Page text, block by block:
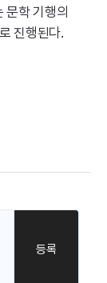
문학 기행의
진행된다.